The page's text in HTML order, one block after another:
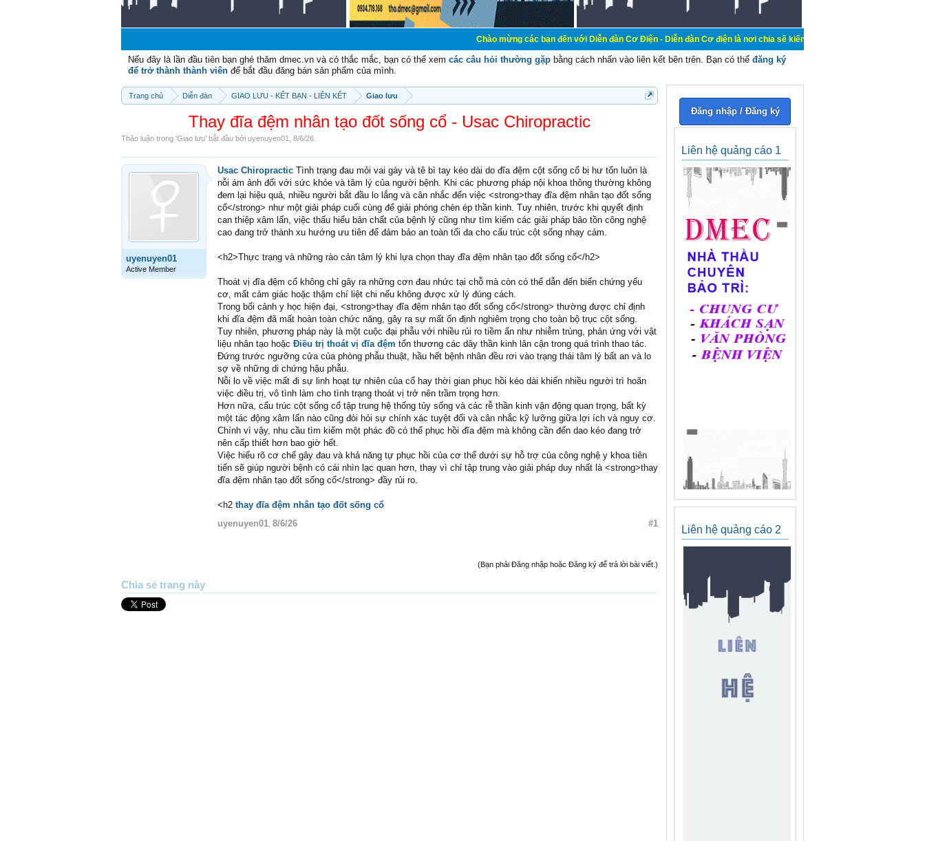
Chào mừng các bạn đến với Diễn đàn Cơ Điện - Diễn đàn Cơ điện là nơi chia sẽ kiến thức kinh nghiệm trong lãnh vực cơ
Nếu đây là lần đầu tiên bạn ghé thăm dmec.vn và có thắc mắc, bạn có thể xem các câu hỏi thường gặp bằng cách nhấn vào liên kết bên trên. Bạn có thể đăng ký
để trở thành thành viên để bắt đầu đăng bán sản phẩm của mình.
Trang chủ Diễn đàn GIAO LƯU - KẾT BẠN - LIÊN KẾT Giao lưu
Thay đĩa đệm nhân tạo đốt sống cổ - Usac Chiropractic
Thảo luận trong 'Giao lưu' bắt đầu bởi uyenuyen01 8/6/26
uyenuyen01
Active Member
Usac Chiropractic Tình trạng đau mỏi vai gáy và tê bì tay kéo dài do đĩa đệm cột sống cổ bị hư tổn luôn là
nỗi ám ảnh đối với sức khỏe và tâm lý của người bệnh. Khi các phương pháp nội khoa thông thường không
đem lại hiệu quả, nhiều người bắt đầu lo lắng và cân nhắc đến việc <strong>thay đĩa đệm nhân tạo đốt sống
cổ</strong> như một giải pháp cuối cùng để giải phóng chèn ép thần kinh. Tuy nhiên, trước khi quyết định
can thiệp xâm lấn, việc thấu hiểu bản chất của bệnh lý cũng như tìm kiếm các giải pháp bảo tồn công nghệ
cao đang trở thành xu hướng ưu tiên để đảm bảo an toàn tối đa cho cấu trúc cột sống nhạy cảm.
<h2>Thực trạng và những rào cản tâm lý khi lựa chọn thay đĩa đệm nhân tạo đốt sống cổ</h2>
Thoát vị đĩa đệm cổ không chỉ gây ra những cơn đau nhức tại chỗ mà còn có thể dẫn đến biến chứng yếu
cơ, mất cảm giác hoặc thậm chí liệt chi nếu không được xử lý đúng cách.
Trong bối cảnh y học hiện đại, <strong>thay đĩa đệm nhân tạo đốt sống cổ</strong> thường được chỉ định
khi đĩa đệm đã mất hoàn toàn chức năng, gây ra sự mất ổn định nghiêm trọng cho toàn bộ trục cột sống.
Tuy nhiên, phương pháp này là một cuộc đại phẫu với nhiều rủi ro tiềm ẩn như nhiễm trùng, phản ứng với vật
liệu nhân tạo hoặc Điều trị thoát vị đĩa đệm tổn thương các dây thần kinh lân cận trong quá trình thao tác.
Đứng trước ngưỡng cửa của phòng phẫu thuật, hầu hết bệnh nhân đều rơi vào trạng thái tâm lý bất an và lo
sợ về những di chứng hậu phẫu.
Nỗi lo về việc mất đi sự linh hoạt tự nhiên của cổ hay thời gian phục hồi kéo dài khiến nhiều người trì hoãn
việc điều trị, vô tình làm cho tình trạng thoát vị trở nên trầm trọng hơn.
Hơn nữa, cấu trúc cột sống cổ tập trung hệ thống tủy sống và các rễ thần kinh vận động quan trọng, bất kỳ
một tác động xâm lấn nào cũng đòi hỏi sự chính xác tuyệt đối và cân nhắc kỹ lưỡng giữa lợi ích và nguy cơ.
Chính vì vậy, nhu cầu tìm kiếm một phác đồ có thể phục hồi đĩa đệm mà không cần đến dao kéo đang trở
nên cấp thiết hơn bao giờ hết.
Việc hiểu rõ cơ chế gây đau và khả năng tự phục hồi của cơ thể dưới sự hỗ trợ của công nghệ y khoa tiên
tiến sẽ giúp người bệnh có cái nhìn lạc quan hơn, thay vì chỉ tập trung vào giải pháp duy nhất là <strong>thay
đĩa đệm nhân tạo đốt sống cổ</strong> đầy rủi ro.
<h2 thay đĩa đệm nhân tạo đốt sống cổ
uyenuyen01 8/6/26 #1
(Bạn phải Đăng nhập hoặc Đăng ký để trả lời bài viết.)
Chia sẻ trang này
Đăng nhập / Đăng ký
Liên hệ quảng cáo 1
Liên hệ quảng cáo 2